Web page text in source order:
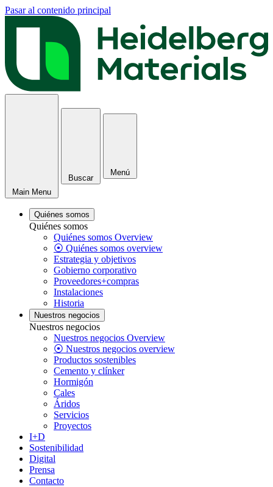
Pasar al contenido principal
Main Menu
Buscar
Menú
Quiénes somos
Quiénes somos
Quiénes somos Overview
⦿ Quiénes somos overview
Estrategia y objetivos
Gobierno corporativo
Proveedores+compras
Instalaciones
Historia
Nuestros negocios
Nuestros negocios
Nuestros negocios Overview
⦿ Nuestros negocios overview
Productos sostenibles
Cemento y clínker
Hormigón
Cales
Áridos
Servicios
Proyectos
I+D
Sostenibilidad
Digital
Prensa
Contacto